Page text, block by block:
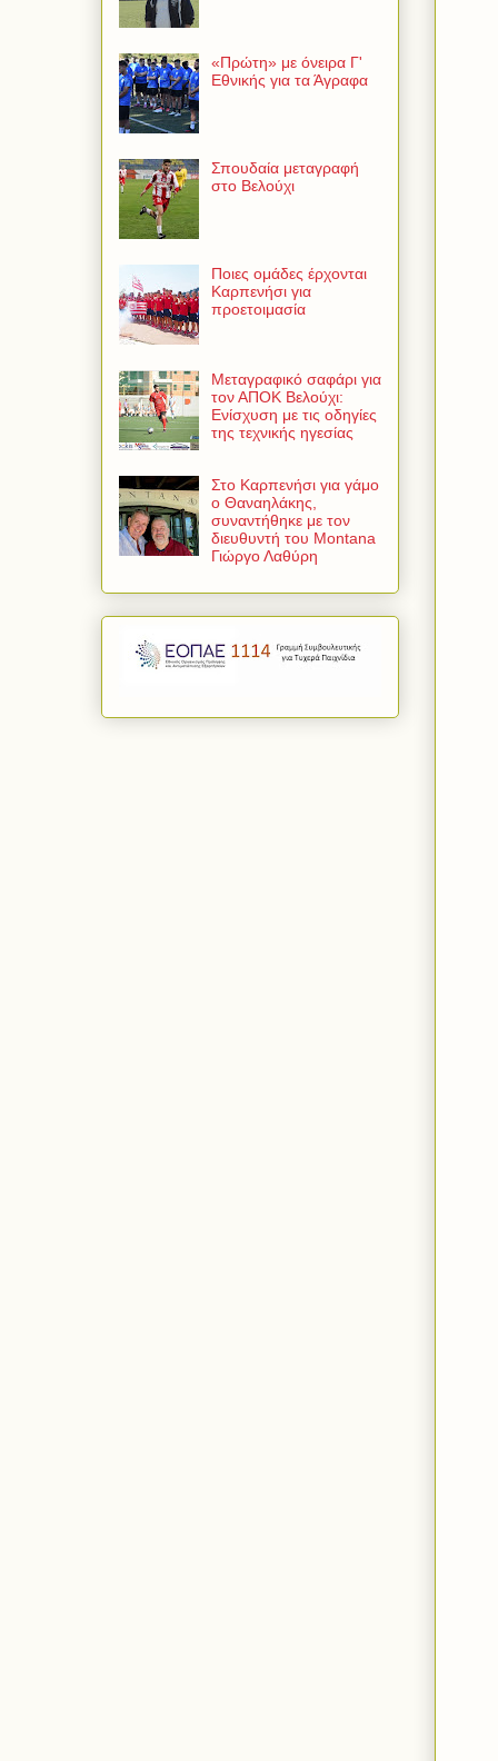
«Πρώτη» με όνειρα Γ'
Εθνικής για τα Άγραφα
Σπουδαία μεταγραφή
στο Βελούχι
Ποιες ομάδες έρχονται
Καρπενήσι για
προετοιμασία
Μεταγραφικό σαφάρι για
τον ΑΠΟΚ Βελούχι:
Ενίσχυση με τις οδηγίες
της τεχνικής ηγεσίας
Στο Καρπενήσι για γάμο
ο Θαναηλάκης,
συναντήθηκε με τον
διευθυντή του Montana
Γιώργο Λαθύρη